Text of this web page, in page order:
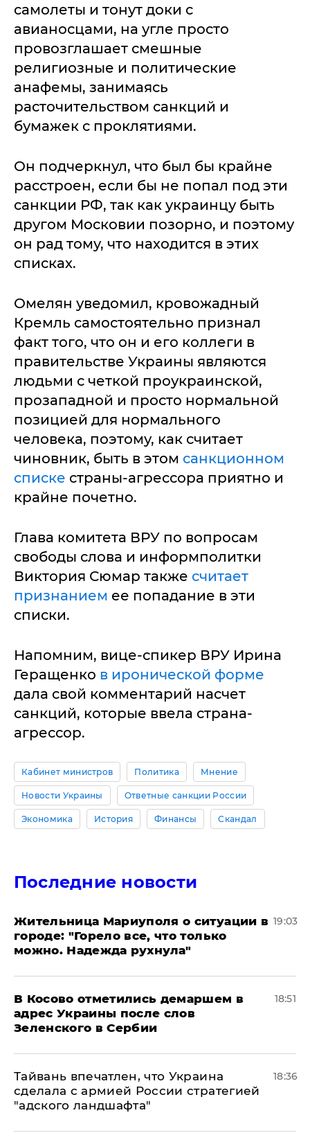
самолеты и тонут доки с
авианосцами, на угле просто
провозглашает смешные
религиозные и политические
анафемы, занимаясь
расточительством санкций и
бумажек с проклятиями.
Он подчеркнул, что был бы крайне
расстроен, если бы не попал под эти
санкции РФ, так как украинцу быть
другом Московии позорно, и поэтому
он рад тому, что находится в этих
списках.
Омелян уведомил, кровожадный
Кремль самостоятельно признал
факт того, что он и его коллеги в
правительстве Украины являются
людьми с четкой проукраинской,
прозападной и просто нормальной
позицией для нормального
человека, поэтому, как считает
чиновник, быть в этом санкционном
списке страны-агрессора приятно и
крайне почетно.
Глава комитета ВРУ по вопросам
свободы слова и информполитки
Виктория Сюмар также считает
признанием ее попадание в эти
списки.
Напомним, вице-спикер ВРУ Ирина
Геращенко в иронической форме
дала свой комментарий насчет
санкций, которые ввела страна-
агрессор.
Кабинет министров Политика Мнение
Новости Украины Ответные санкции России
Экономика История Финансы Скандал
Последние новости
Жительница Мариуполя о ситуации в
городе: "Горело все, что только
можно. Надежда рухнула"
19:03
В Косово отметились демаршем в
адрес Украины после слов
Зеленского в Сербии
18:51
Тайвань впечатлен, что Украина
сделала с армией России стратегией
"адского ландшафта"
18:36